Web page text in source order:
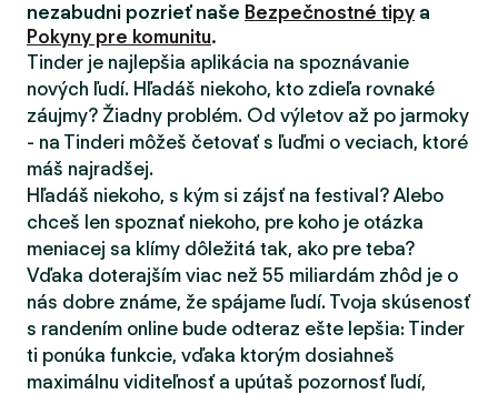
nezabudni pozrieť naše Bezpečnostné tipy a
Pokyny pre komunitu.
Tinder je najlepšia aplikácia na spoznávanie
nových ľudí. Hľadáš niekoho, kto zdieľa rovnaké
záujmy? Žiadny problém. Od výletov až po jarmoky
- na Tinderi môžeš četovať s ľuďmi o veciach, ktoré
máš najradšej.
Hľadáš niekoho, s kým si zájsť na festival? Alebo
chceš len spoznať niekoho, pre koho je otázka
meniacej sa klímy dôležitá tak, ako pre teba?
Vďaka doterajším viac než 55 miliardám zhôd je o
nás dobre známe, že spájame ľudí. Tvoja skúsenosť
s randením online bude odteraz ešte lepšia: Tinder
ti ponúka funkcie, vďaka ktorým dosiahneš
maximálnu viditeľnosť a upútaš pozornosť ľudí,